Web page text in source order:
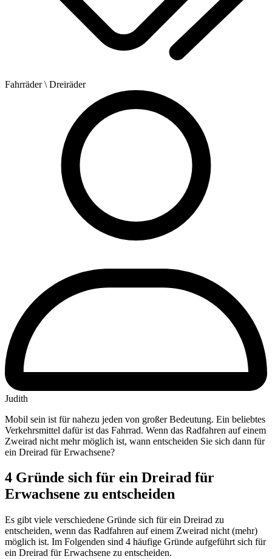
Fahrräder\ Dreiräder
Judith
Mobil sein ist für nahezu jeden von großer Bedeutung. Ein beliebtes
Verkehrsmittel dafür ist das Fahrrad. Wenn das Radfahren auf einem
Zweirad nicht mehr möglich ist, wann entscheiden Sie sich dann für
ein Dreirad für Erwachsene?
4 Gründe sich für ein Dreirad für
Erwachsene zu entscheiden
Es gibt viele verschiedene Gründe sich für ein Dreirad zu
entscheiden, wenn das Radfahren auf einem Zweirad nicht (mehr)
möglich ist. Im Folgenden sind 4 häufige Gründe aufgeführt sich für
ein Dreirad für Erwachsene zu entscheiden.